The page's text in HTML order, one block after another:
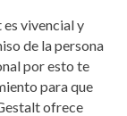
vivencial y
de la persona
por esto te
para que
ofrece